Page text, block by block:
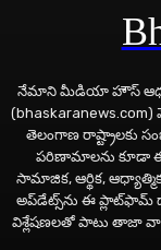
నేమాని మీడియా హౌస్
(bhaskaranews.com)
తెలంగాణ రాష్ట్రాలకు
పరిణామాలను కూడా ఈ
సామాజిక, ఆర్థిక,
అప్‌డేట్స్‌ను ఈ ప్లాట్‌ఫామ్‌
విశ్లేషణలతో పాటు తాజా